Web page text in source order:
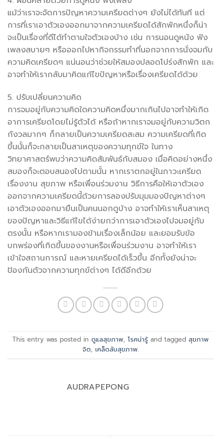
แม้ว่าเราจะจัดการปัญหาความเครียดต่างๆ ยังไม่ได้ทันที แต่
การที่เราเอาตัวเองออกมาจากความเครียดได้สักพักหนึ่งก็น่า
จะเป็นเรื่องที่ดีได้ทำตามใจตัวเองบ้าง เช่น การนอนดูหนัง ฟัง
เพลงสบายๆ หรือออกไปหากิจกรรมทำที่นอกจากการนั่งจมกับ
ความคิดเครียดๆ แน่นอนว่าช่วยให้สมองปลอดโปร่งสักพัก และ
อาจทำให้เรากลับมาคิดแก้ไขปัญหาหรือเรื่องเครียดได้ด้วย
5. ปรับเปลี่ยนความคิด
การจมอยู่กับความคิดใดความคิดหนึ่งมากเกินไปอาจทำให้เกิด
อาการเครียดโดยไม่รู้ตัวได้ หรือถ้าหากเราจมอยู่กับความวิตก
กังวลมากๆ ก็กลายเป็นความเครียดสะสม ความเครียดที่เกิด
ขึ้นนั้นก็จะกลายเป็นสาเหตุของความทุกข์ใจ ในทาง
วิทยาศาสตร์พบว่าความคิดสัมพันธ์กับสมอง เมื่อคิดอย่างหนึ่ง
สมองก็จะตอบสนองไปตามนั้น หากเราตกอยู่ในภาวะเครียด
เรื่องงาน สุขภาพ หรือเพื่อนร่วมงาน วิธีการคือให้เอาตัวเอง
ออกจากความเครียดนี้ด้วยการลองปรับมุมมองปัญหาต่างๆ
เอาตัวเองออกมายืนเป็นคนนอกดูบ้าง อาจทำให้เราเห็นสาเหตุ
ของปัญหาและวิธีแก้ไขได้ง่ายกว่าการเอาตัวเองไปจมอยู่กับ
ตรงนั้น หรือหากเรามองข้ามเรื่องเล็กน้อย และยอมรับข้อ
บกพร่องที่เกิดขึ้นของงานหรือเพื่อนร่วมงาน อาจทำให้เรา
เข้าใจสถานการณ์ และหายเครียดได้เร็วขึ้น อีกทั้งยังน่าจะ
ป้องกันตัวจากความทุกข์ต่างๆ ได้ดีอีกด้วย
This entry was posted in ดูแลสุขภาพ, โรคน่ารู้ and tagged สุขภาพ
จิต, เคล็ดลับสุขภาพ.
AUDRAPEPONG